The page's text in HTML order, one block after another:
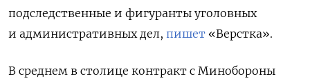
подследственные и фигуранты уголовных
и административных дел, пишет «Верстка».
В среднем в столице контракт с Минобороны